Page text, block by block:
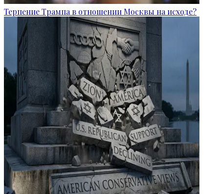
Терпение Трампа в отношении Москвы на исходе?